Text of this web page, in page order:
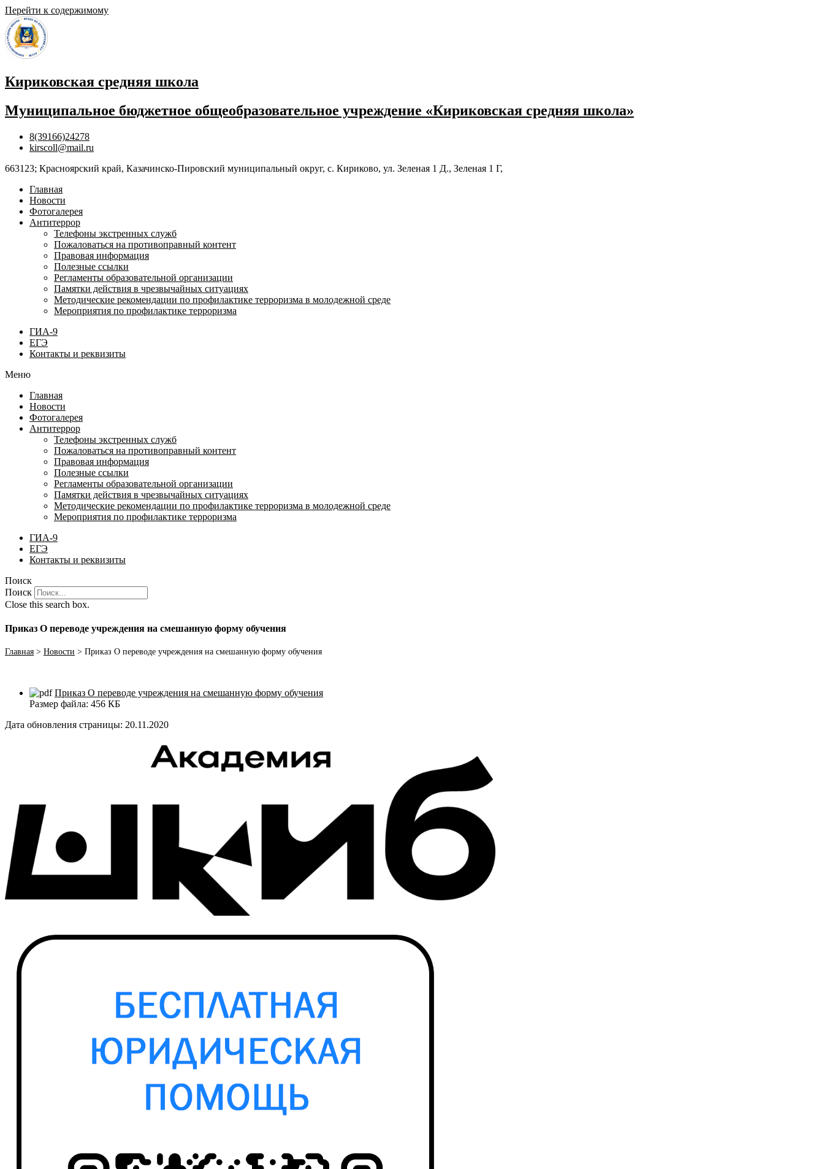
Перейти к содержимому
Кириковская средняя школа
Муниципальное бюджетное общеобразовательное учреждение «Кириковская средняя школа»
8(39166)24278
kirscoll@mail.ru
663123; Красноярский край, Казачинско-Пировский муниципальный округ, с. Кириково, ул. Зеленая 1 Д., Зеленая 1 Г,
Главная
Новости
Фотогалерея
Антитеррор
Телефоны экстренных служб
Пожаловаться на противоправный контент
Правовая информация
Полезные ссылки
Регламенты образовательной организации
Памятки действия в чрезвычайных ситуациях
Методические рекомендации по профилактике терроризма в молодежной среде
Мероприятия по профилактике терроризма
ГИА-9
ЕГЭ
Контакты и реквизиты
Меню
Главная
Новости
Фотогалерея
Антитеррор
Телефоны экстренных служб
Пожаловаться на противоправный контент
Правовая информация
Полезные ссылки
Регламенты образовательной организации
Памятки действия в чрезвычайных ситуациях
Методические рекомендации по профилактике терроризма в молодежной среде
Мероприятия по профилактике терроризма
ГИА-9
ЕГЭ
Контакты и реквизиты
Поиск
Поиск
Close this search box.
Приказ О переводе учреждения на смешанную форму обучения
Главная > Новости > Приказ О переводе учреждения на смешанную форму обучения
Приказ О переводе учреждения на смешанную форму обучения
Размер файла: 456 КБ
Дата обновления страницы: 20.11.2020